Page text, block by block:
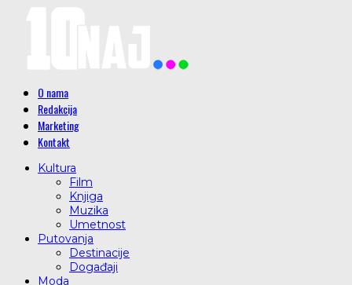
O nama
Redakcija
Marketing
Kontakt
Kultura
Film
Knjiga
Muzika
Umetnost
Putovanja
Destinacije
Događaji
Moda